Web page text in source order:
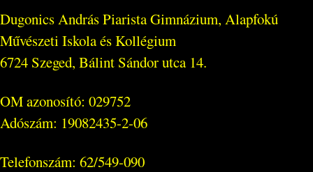
Dugonics András Piarista Gimnázium, Alapfokú
Művészeti Iskola és Kollégium
6724 Szeged, Bálint Sándor utca 14.
OM azonosító: 029752
Adószám: 19082435-2-06
Telefonszám: 62/549-090